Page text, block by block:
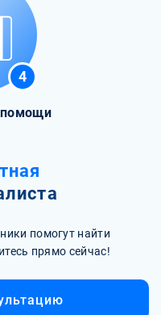
4
помогут найти
прямо сейчас!